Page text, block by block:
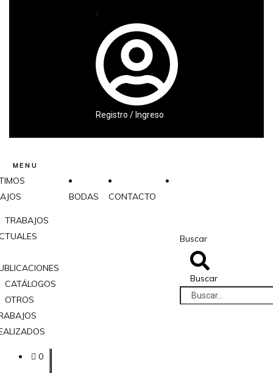
Registro / Ingreso
MENU
TRABAJOS
CATÁLOGOS
OTROS
BODAS CONTACTO
0
Buscar
Buscar